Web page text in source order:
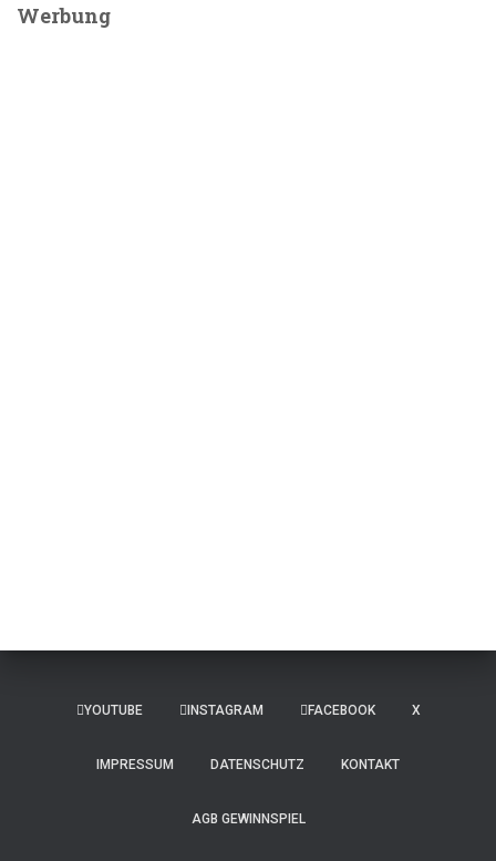
Werbung
YOUTUBE INSTAGRAM FACEBOOK X
IMPRESSUM DATENSCHUTZ KONTAKT
AGB GEWINNSPIEL